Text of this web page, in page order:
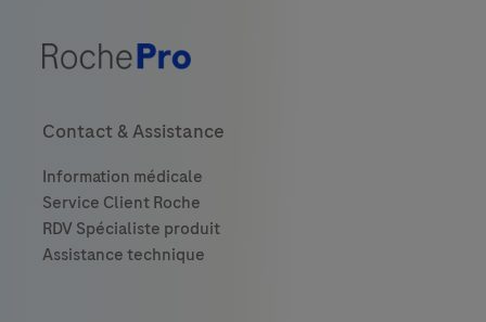
Contact & Assistance